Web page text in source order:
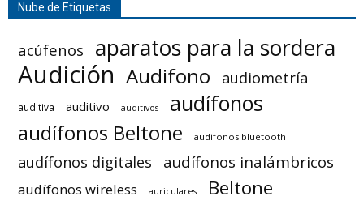
Nube de Etiquetas
acúfenos aparatos para la sordera
Audición Audifono audiometría
auditiva auditivo auditivos audífonos
audífonos Beltone audífonos bluetooth
audífonos digitales audífonos inalámbricos
audífonos wireless auriculares Beltone